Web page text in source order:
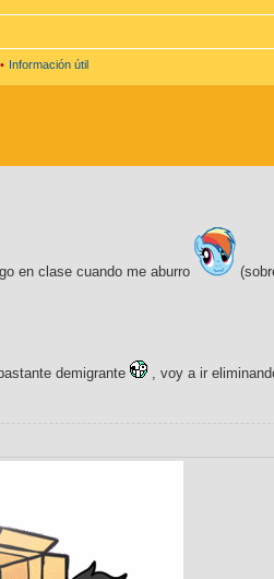
• Información útil
en clase cuando me aburro
demigrante
, voy a ir